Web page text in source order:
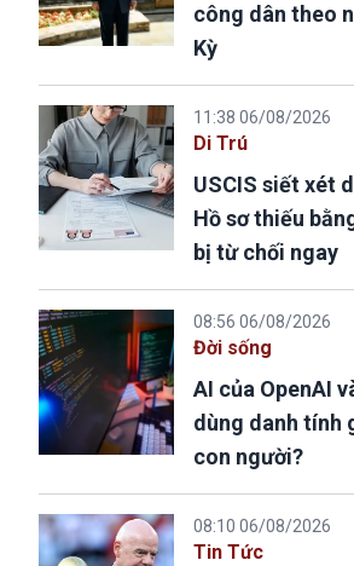
công dân theo
Kỳ
11:38 06/08/2026
Di Trú
USCIS siết xét
Hồ sơ thiếu
bị từ chối ngay
08:56 06/08/2026
Đời sống
AI của OpenAI
dùng danh tính
con người?
08:10 06/08/2026
Tin Tức